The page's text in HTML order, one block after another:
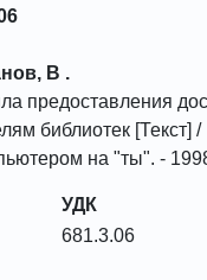
В .
пpедоставления
библиотек [Текст]
на "ты". -
УДК
681.3.06